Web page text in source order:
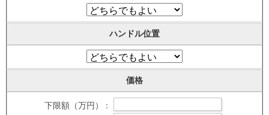
ハンドル位置
価格
下限額（万円） :